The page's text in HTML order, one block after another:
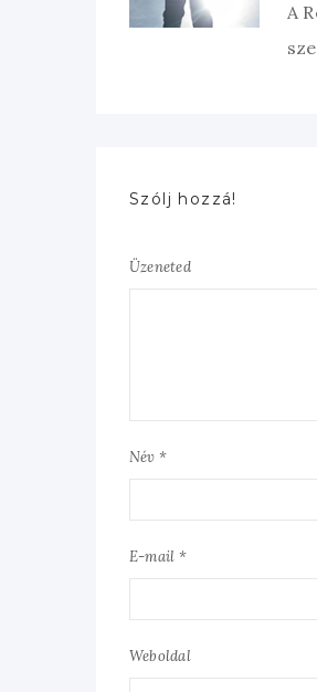
A
Szólj hozzá!
Üzeneted
Név *
E-mail *
Weboldal